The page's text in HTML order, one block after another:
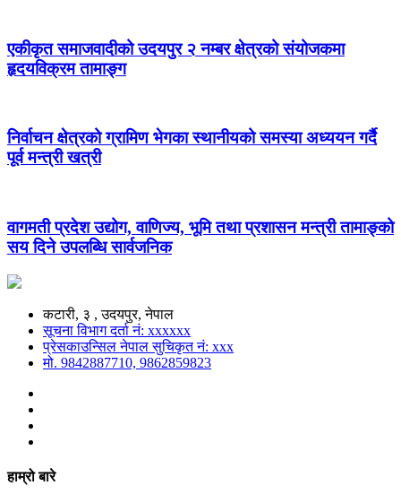
एकीकृत समाजवादीको उदयपुर २ नम्बर क्षेत्रको संयोजकमा
हृदयविक्रम तामाङ्ग
निर्वाचन क्षेत्रको ग्रामिण भेगका स्थानीयको समस्या अध्ययन गर्दै
पूर्व मन्त्री खत्री
वागमती प्रदेश उद्योग, वाणिज्य, भूमि तथा प्रशासन मन्त्री तामाङ्को
सय दिने उपलब्धि सार्वजनिक
कटारी, ३ , उदयपुर, नेपाल
सूचना विभाग दर्ता नं: xxxxxx
प्रेसकाउन्सिल नेपाल सुचिकृत नं: xxx
मो. 9842887710, 9862859823
हाम्रो बारे